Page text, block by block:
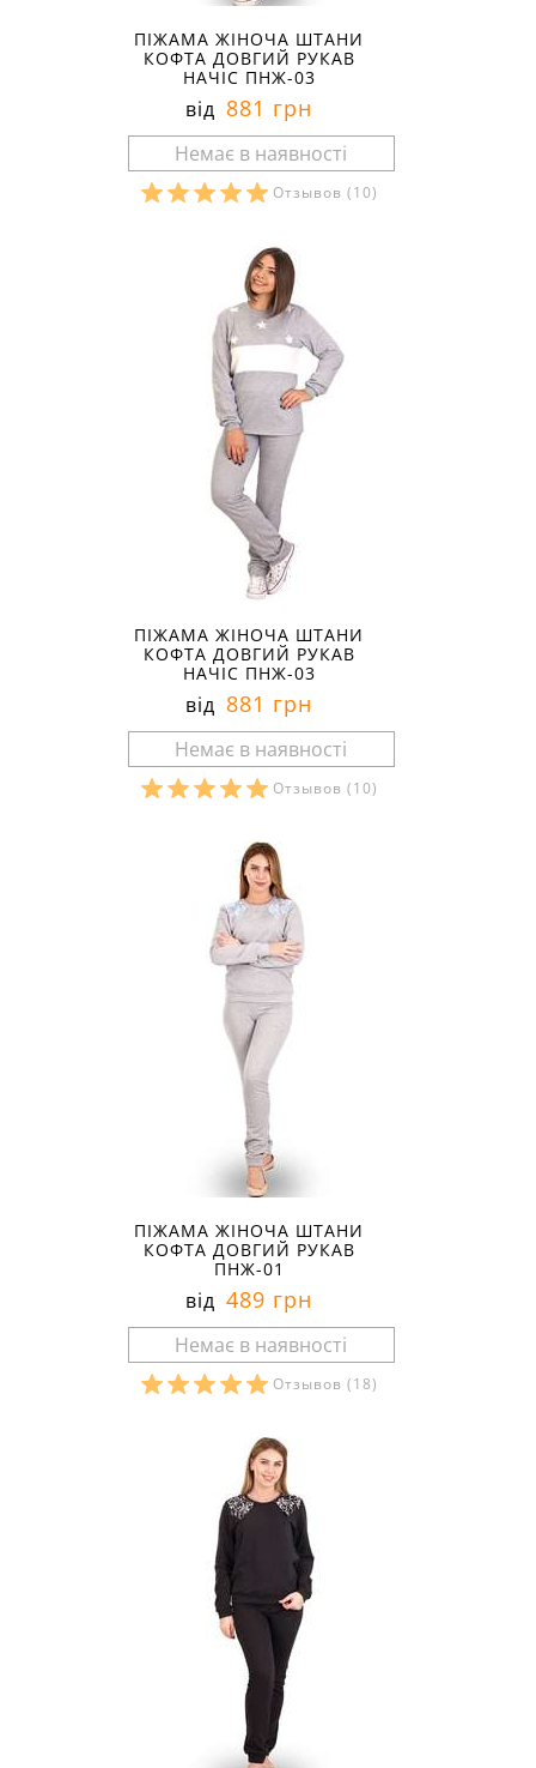
ПІЖАМА ЖІНОЧА ШТАНИ
КОФТА ДОВГИЙ РУКАВ
НАЧІС ПНЖ-03
від 881 грн
Отзывов (10)
ПІЖАМА ЖІНОЧА ШТАНИ
КОФТА ДОВГИЙ РУКАВ
НАЧІС ПНЖ-03
від 881 грн
Отзывов (10)
ПІЖАМА ЖІНОЧА ШТАНИ
КОФТА ДОВГИЙ РУКАВ
ПНЖ-01
від 489 грн
Отзывов (18)